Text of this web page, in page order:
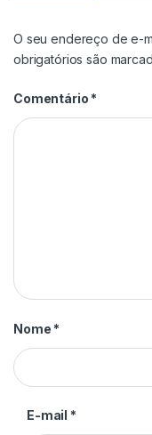
O seu endereço de e-
obrigatórios são
Comentário *
Nome *
E-mail *